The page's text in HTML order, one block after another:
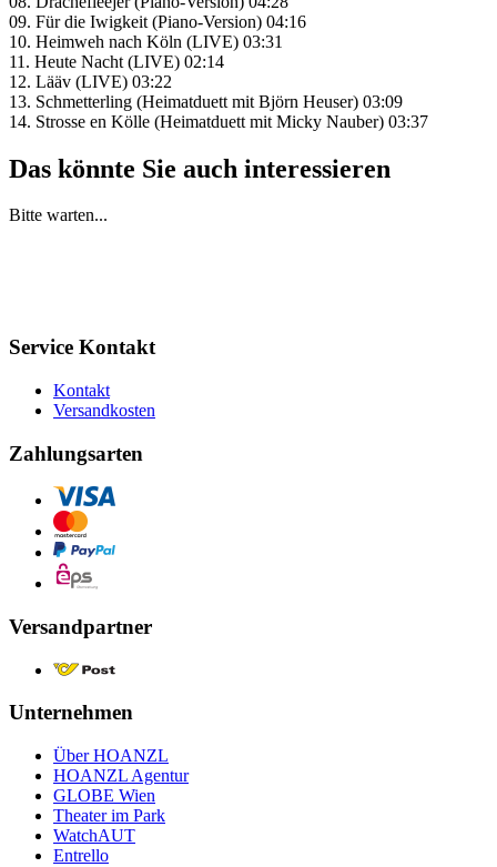
09. Für die Iwigkeit (Piano-Version) 04:16
10. Heimweh nach Köln (LIVE) 03:31
11. Heute Nacht (LIVE) 02:14
12. Lääv (LIVE) 03:22
13. Schmetterling (Heimatduett mit Björn Heuser) 03:09
14. Strosse en Kölle (Heimatduett mit Micky Nauber) 03:37
Das könnte Sie auch interessieren
Bitte warten...
Service Kontakt
Kontakt
Versandkosten
Zahlungsarten
Versandpartner
Unternehmen
Über HOANZL
HOANZL Agentur
GLOBE Wien
Theater im Park
WatchAUT
Entrello